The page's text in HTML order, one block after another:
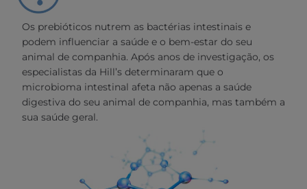
Os prebióticos nutrem as bactérias intestinais e
podem influenciar a saúde e o bem-estar do seu
animal de companhia. Após anos de investigação, os
especialistas da Hill’s determinaram que o
microbioma intestinal afeta não apenas a saúde
digestiva do seu animal de companhia, mas também a
sua saúde geral.